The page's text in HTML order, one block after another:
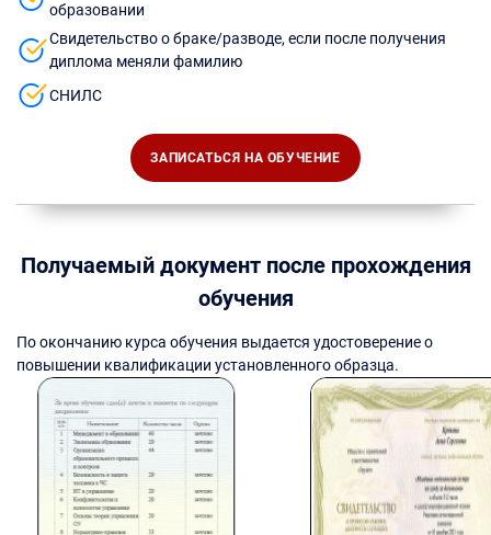
образовании
Свидетельство о браке/разводе, если после получения
диплома меняли фамилию
СНИЛС
ЗАПИСАТЬСЯ НА ОБУЧЕНИЕ
Получаемый документ после прохождения
обучения
По окончанию курса обучения выдается удостоверение о
повышении квалификации установленного образца.